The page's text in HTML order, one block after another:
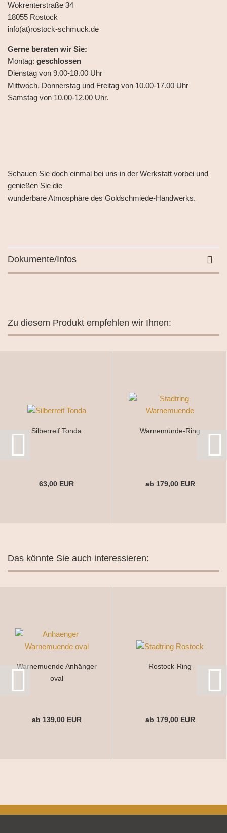
Wokrenterstraße 34
18055 Rostock
info(at)rostock-schmuck.de
Gerne beraten wir Sie:
Montag: geschlossen
Dienstag von 9.00-18.00 Uhr
Mittwoch, Donnerstag und Freitag von 10.00-17.00 Uhr
Samstag von 10.00-12.00 Uhr.
Schauen Sie doch einmal bei uns in der Werkstatt vorbei und
genießen Sie die
wunderbare Atmosphäre des Goldschmiede-Handwerks.
Dokumente/Infos
Zu diesem Produkt empfehlen wir Ihnen:
Silberreif Tonda
63,00 EUR
Warnemünde-Ring
ab 179,00 EUR
Das könnte Sie auch interessieren:
Warnemuende Anhänger
oval
ab 139,00 EUR
Rostock-Ring
ab 179,00 EUR